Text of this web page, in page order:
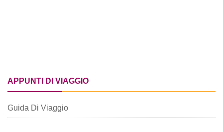
APPUNTI DI VIAGGIO
Guida Di Viaggio